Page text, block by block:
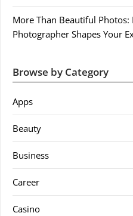
More Than Beautiful
Photographer Shapes Your
Browse by Category
Apps
Beauty
Business
Career
Casino